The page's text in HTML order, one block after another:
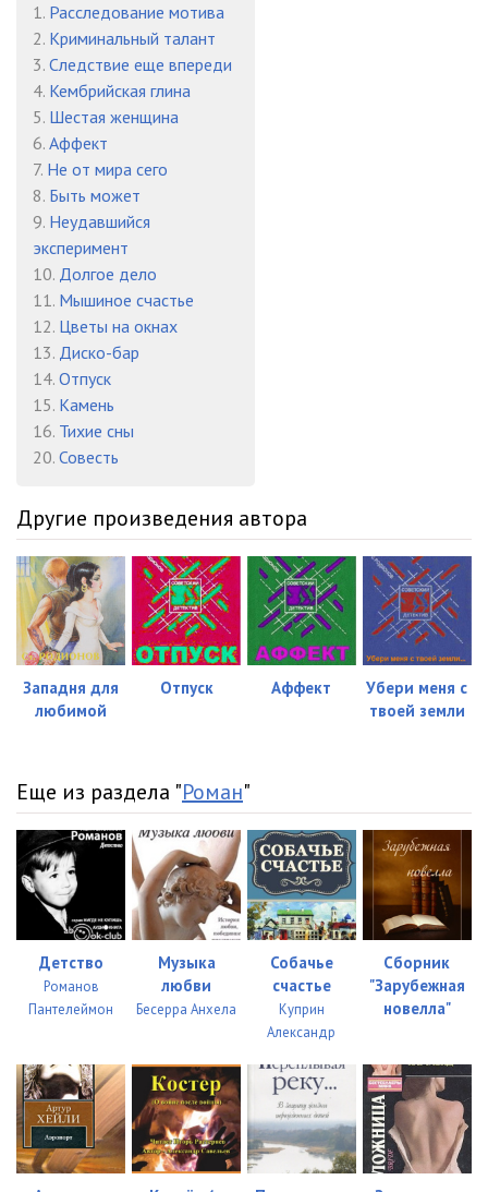
1. Расследование мотива
2. Криминальный талант
3. Следствие еще впереди
4. Кембрийская глина
5. Шестая женщина
6. Аффект
7. Не от мира сего
8. Быть может
9. Неудавшийся
эксперимент
10. Долгое дело
11. Мышиное счастье
12. Цветы на окнах
13. Диско-бар
14. Отпуск
15. Камень
16. Тихие сны
20. Совесть
Другие произведения автора
Западня для
любимой
Отпуск Аффект
Убери меня с
твоей земли
Еще из раздела "Роман"
Детство
Романов
Пантелеймон
Музыка
любви
Бесерра Анхела
Собачье
счастье
Куприн
Александр
Сборник
"Зарубежная
новелла"